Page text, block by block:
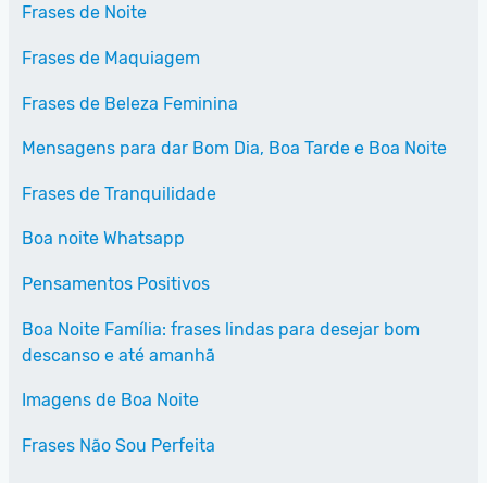
Frases de Noite
Frases de Maquiagem
Frases de Beleza Feminina
Mensagens para dar Bom Dia, Boa Tarde e Boa Noite
Frases de Tranquilidade
Boa noite Whatsapp
Pensamentos Positivos
Boa Noite Família: frases lindas para desejar bom
descanso e até amanhã
Imagens de Boa Noite
Frases Não Sou Perfeita